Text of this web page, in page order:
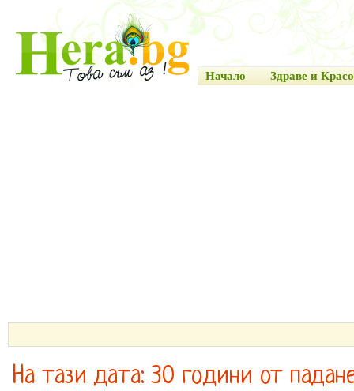
Начало Здраве и
На тази дата: 30 години от